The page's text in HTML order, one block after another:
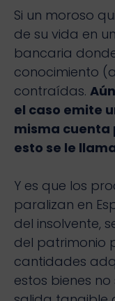
Si un moroso
de su vida en
bancaria
conocimiento
contraídas.
el caso emite
misma cuenta
esto se le
Y es que los
paralizan en
del insolvente,
del patrimonio
cantidades
estos bienes